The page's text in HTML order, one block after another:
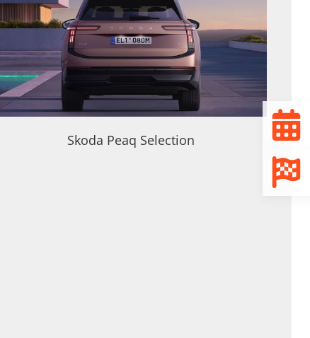
Skoda Peaq Selection